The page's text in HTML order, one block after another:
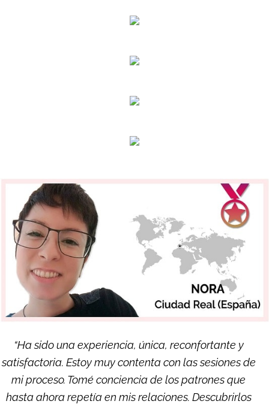
“Ha sido una experiencia, única, reconfortante y
satisfactoria. Estoy muy contenta con las sesiones de
mi proceso. Tomé conciencia de los patrones que
hasta ahora repetía en mis relaciones. Descubrirlos